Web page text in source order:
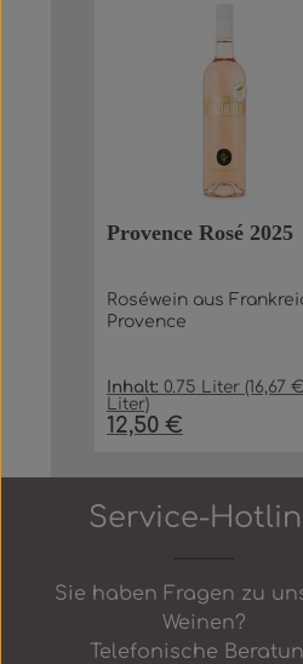
Provence Rosé 2025
Roséwein aus
Provence
Inhalt:0.75 Liter (16,67
Liter)
Regulärer Preis:
12,50 €
Produkt In
Service-
Sie haben Fragen zu
Weinen?
Telefonische